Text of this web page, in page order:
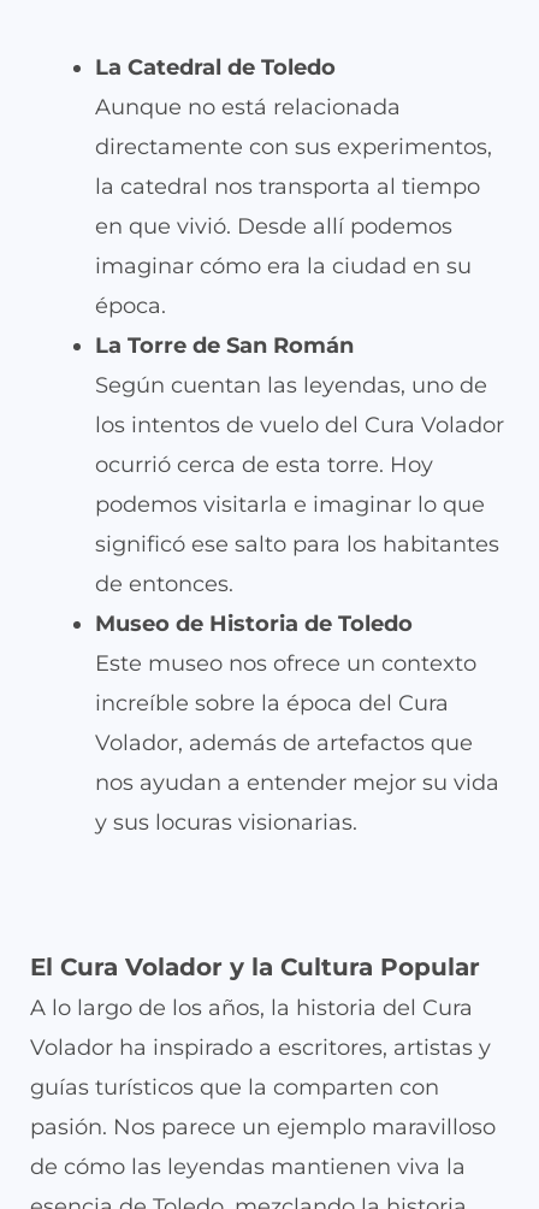
La Catedral de Toledo
Aunque no está relacionada
directamente con sus experimentos,
la catedral nos transporta al tiempo
en que vivió. Desde allí podemos
imaginar cómo era la ciudad en su
época.
La Torre de San Román
Según cuentan las leyendas, uno de
los intentos de vuelo del Cura Volador
ocurrió cerca de esta torre. Hoy
podemos visitarla e imaginar lo que
significó ese salto para los habitantes
de entonces.
Museo de Historia de Toledo
Este museo nos ofrece un contexto
increíble sobre la época del Cura
Volador, además de artefactos que
nos ayudan a entender mejor su vida
y sus locuras visionarias.
El Cura Volador y la Cultura Popular
A lo largo de los años, la historia del Cura
Volador ha inspirado a escritores, artistas y
guías turísticos que la comparten con
pasión. Nos parece un ejemplo maravilloso
de cómo las leyendas mantienen viva la